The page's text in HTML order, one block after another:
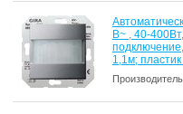
В~ , 40-
1,1м;